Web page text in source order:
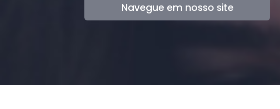
Navegue em nosso site